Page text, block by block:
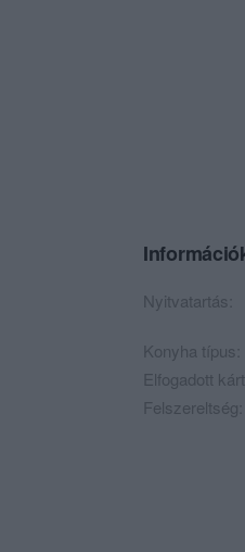
Nyitvatartás:
Konyha típus:
Elfogadott
Felszereltség: